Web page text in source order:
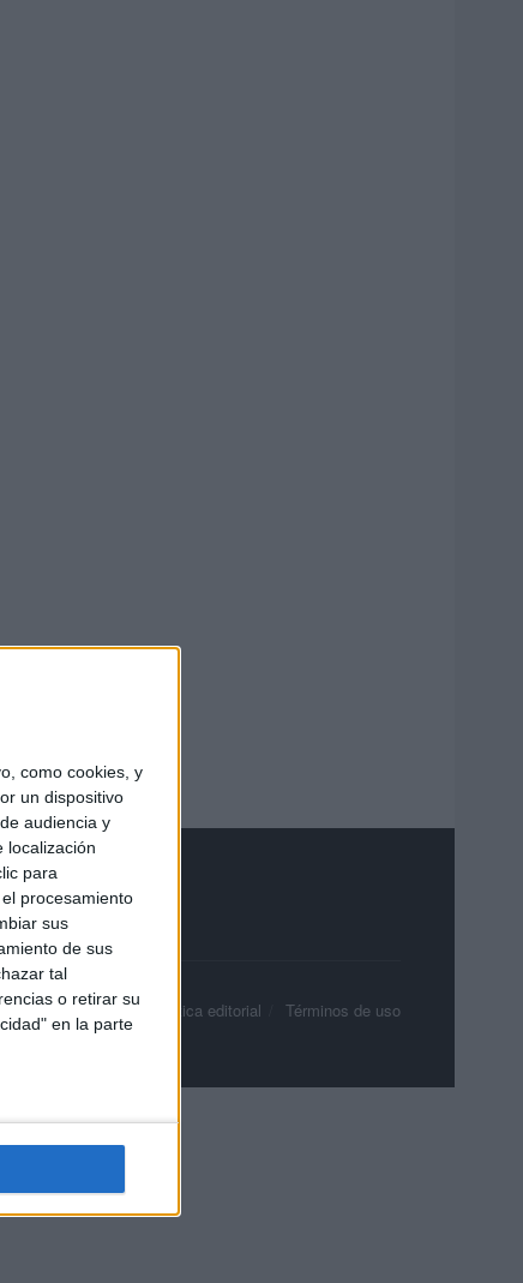
como cookies, y
un dispositivo
audiencia y
localización
para
procesamiento
sus
de sus
tal
o retirar su
en la parte
de privacidad Política editorial Términos de uso